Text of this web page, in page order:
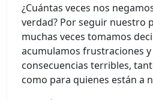
¿Cuántas veces nos
verdad? Por seguir nuestro
muchas veces tomamos
acumulamos frustraciones
consecuencias terribles,
como para quienes están a